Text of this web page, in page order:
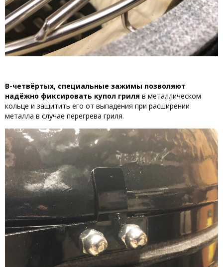
В-четвёртых, специальные зажимы позволяют
надёжно фиксировать купол гриля в металлическом
кольце и защитить его от выпадения при расширении
металла в случае перегрева гриля.